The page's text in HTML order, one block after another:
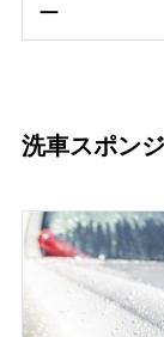
ー
洗車スポンジ